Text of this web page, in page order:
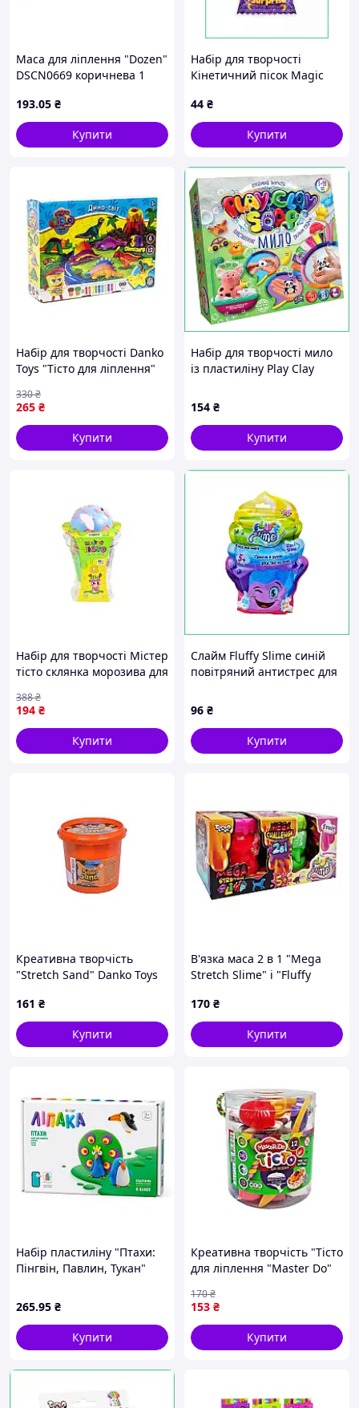
Маса для ліплення "Dozen"
DSCN0669 коричнева 1
193.05 ₴
Купити
Набір для творчості
Кінетичний пісок Magic
для розвитку моторики та
ліплення
44 ₴
Купити
Набір для творчості Danko
Toys "Тісто для ліплення"
265 ₴
330₴
Купити
Набір для творчості мило
із пластиліну Play Clay
розвиваючий
подарунковий комплект
4шт
154 ₴
Купити
Набір для творчості Містер
тісто склянка морозива для
для ліплення 8 кольорів
194 ₴
388₴
Купити
Слайм Fluffy Slime синій
повітряний антистрес для
набір, що збільшується в
обсязі
96 ₴
Купити
Креативна творчість
"Stretch Sand" Danko Toys
Жовтогарячий
161 ₴
Купити
В'язка маса 2 в 1 "Mega
Stretch Slime" і "Fluffy
01U укр Рожево-зелений
170 ₴
Купити
Набір пластиліну "Птахи:
Пінгвін, Павлин, Тукан"
самостійно твердіє
265.95 ₴
Купити
Креативна творчість "Тісто
для ліплення "Master Do"
153 ₴
170₴
Купити